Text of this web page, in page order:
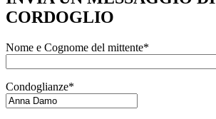
CORDOGLIO
Nome e Cognome del mittente*
Condoglianze*